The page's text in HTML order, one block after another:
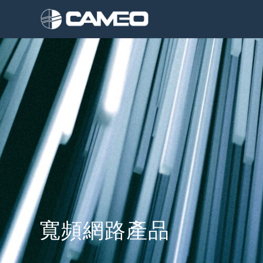
寬頻網路產品